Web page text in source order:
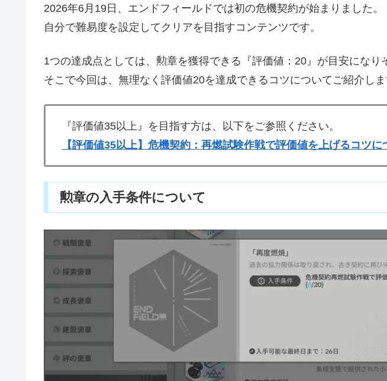
2026年6月19日、エンドフィールドでは初の危機契約が始まりました。
自分で難易度を設定してクリアを目指すコンテンツです。
1つの達成点としては、勲章を獲得できる『評価値：20』が目安になり
そこで今回は、無理なく評価値20を達成できるコツについてご紹介しま
『評価値35以上』を目指す方は、以下をご参照ください。
【評価値35以上】危機契約：再燃試験作戦で評価値を上げるコツに
勲章の入手条件について